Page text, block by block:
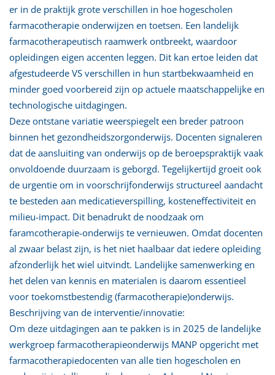
er in de praktijk grote verschillen in hoe hogescholen
farmacotherapie onderwijzen en toetsen. Een landelijk
farmacotherapeutisch raamwerk ontbreekt, waardoor
opleidingen eigen accenten leggen. Dit kan ertoe leiden dat
afgestudeerde VS verschillen in hun startbekwaamheid en
minder goed voorbereid zijn op actuele maatschappelijke en
technologische uitdagingen.
Deze ontstane variatie weerspiegelt een breder patroon
binnen het gezondheidszorgonderwijs. Docenten signaleren
dat de aansluiting van onderwijs op de beroepspraktijk vaak
onvoldoende duurzaam is geborgd. Tegelijkertijd groeit ook
de urgentie om in voorschrijfonderwijs structureel aandacht
te besteden aan medicatieverspilling, kosteneffectiviteit en
milieu-impact. Dit benadrukt de noodzaak om
faramcotherapie-onderwijs te vernieuwen. Omdat docenten
al zwaar belast zijn, is het niet haalbaar dat iedere opleiding
afzonderlijk het wiel uitvindt. Landelijke samenwerking en
het delen van kennis en materialen is daarom essentieel
voor toekomstbestendig (farmacotherapie)onderwijs.
Beschrijving van de interventie/innovatie:
Om deze uitdagingen aan te pakken is in 2025 de landelijke
werkgroep farmacotherapieonderwijs MANP opgericht met
farmacotherapiedocenten van alle tien hogescholen en